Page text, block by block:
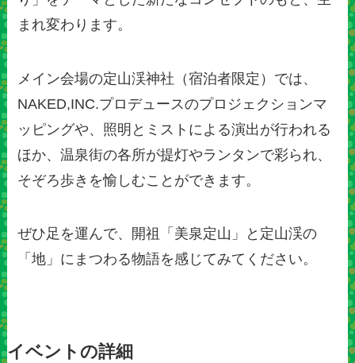
まれ変わります。
メイン会場の定山渓神社（宿泊者限定）では、
NAKED,INC.プロデュースのプロジェクションマ
ッピングや、照明とミストによる演出が行われる
ほか、温泉街の各所が提灯やランタンで彩られ、
そぞろ歩きを愉しむことができます。
ぜひ足を運んで、開祖「美泉定山」と定山渓の
「地」にまつわる物語を感じてみてください。
イベントの詳細